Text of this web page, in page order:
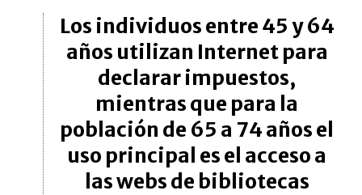
Los individuos entre 45 y 64
años utilizan Internet para
declarar impuestos,
mientras que para la
población de 65 a 74 años el
uso principal es el acceso a
las webs de bibliotecas